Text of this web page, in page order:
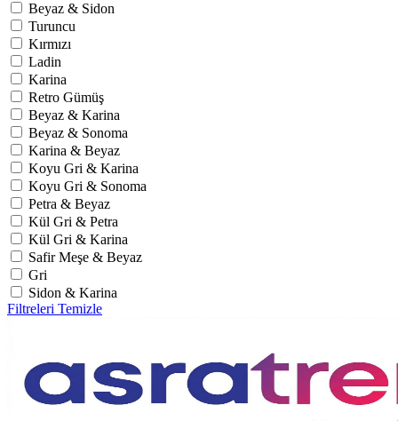
Beyaz & Sidon
Turuncu
Kırmızı
Ladin
Karina
Retro Gümüş
Beyaz & Karina
Beyaz & Sonoma
Karina & Beyaz
Koyu Gri & Karina
Koyu Gri & Sonoma
Petra & Beyaz
Kül Gri & Petra
Kül Gri & Karina
Safir Meşe & Beyaz
Gri
Sidon & Karina
Filtreleri Temizle